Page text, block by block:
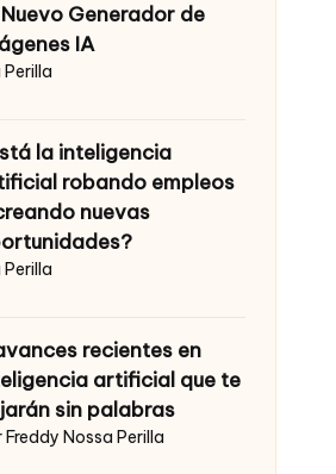
Generador de
IA
la inteligencia
robando empleos
nuevas
recientes en
artificial que te
sin palabras
Freddy Nossa Perilla